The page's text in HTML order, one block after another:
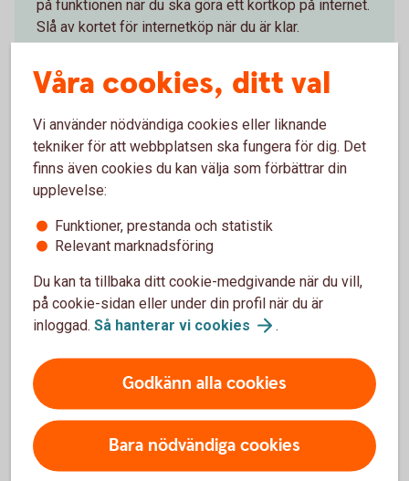
på funktionen när du ska göra ett kortköp på internet.
Slå av kortet för internetköp när du är klar.
Slå på/av ditt kort för internetköp
Tips kring din kod
Dölj din personliga kod (PIN-kod) när du anger den.
Spärra ditt kort omedelbart om du förlorat det eller
misstänker att någon använder det.
Förvara inte anteckning om din kod tillsammans med
Avslöja aldrig din kod för någon.
Läs mer om vad som gäller i villkoren för ditt kort och för
respektive tjänst kopplad till kortet.
Kortvillkor
Våra cookies, ditt val
Vi använder nödvändiga cookies eller liknande
tekniker för att webbplatsen ska fungera för dig. Det
finns även cookies du kan välja som förbättrar din
upplevelse:
Funktioner, prestanda och statistik
Relevant marknadsföring
Du kan ta tillbaka ditt cookie-medgivande när du vill,
på cookie-sidan eller under din profil när du är
inloggad. Så hanterar vi cookies .
Godkänn alla cookies
Bara nödvändiga cookies